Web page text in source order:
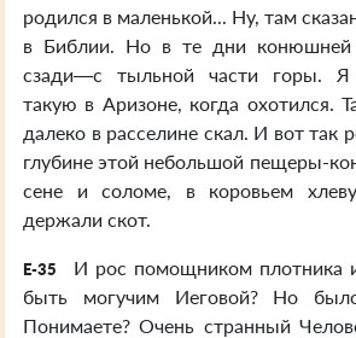
родился в маленькой... Ну, там
в Библии. Но в те дни конюшней
сзади—с тыльной части горы.
такую в Аризоне, когда охотился.
далеко в расселине скал. И вот так
глубине этой небольшой пещеры-
сене и соломе, в коровьем
держали скот.
E-35
И рос помощником плотника
быть могучим Иеговой? Но
Понимаете? Очень странный